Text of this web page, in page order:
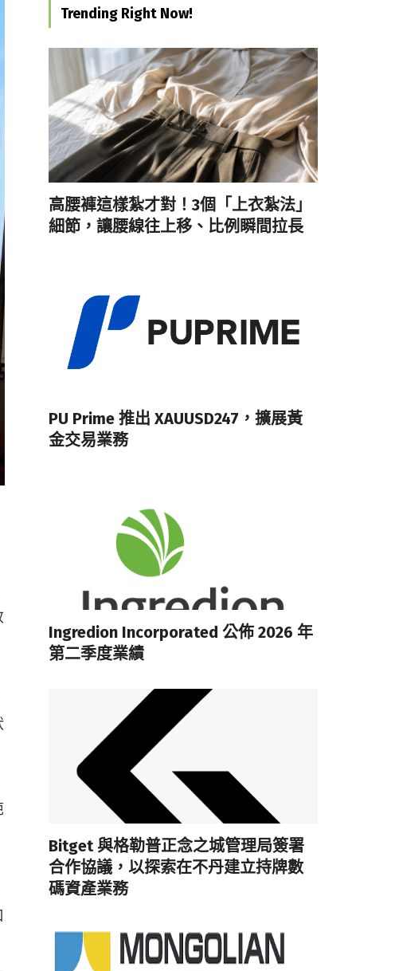
Trending Right Now!
高腰褲這樣紮才對！3個「上衣紮法」
細節，讓腰線往上移、比例瞬間拉長
PU Prime 推出 XAUUSD247，擴展黃
金交易業務
Ingredion Incorporated 公佈 2026 年
第二季度業績
Bitget 與格勒普正念之城管理局簽署
合作協議，以探索在不丹建立持牌數
碼資產業務